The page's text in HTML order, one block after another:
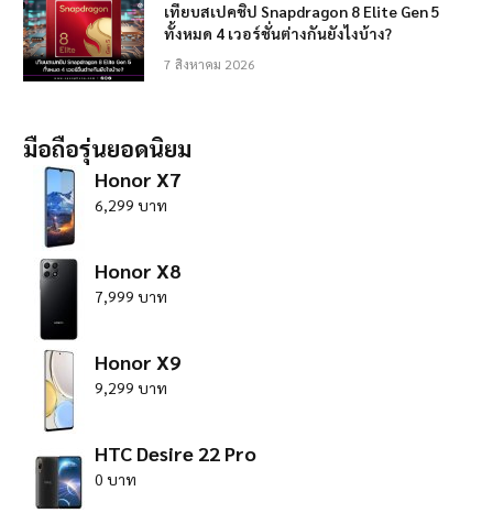
เทียบสเปคชิป Snapdragon 8 Elite Gen 5
ทั้งหมด 4 เวอร์ชั่นต่างกันยังไงบ้าง?
7 สิงหาคม 2026
มือถือรุ่นยอดนิยม
Honor X7
6,299 บาท
Honor X8
7,999 บาท
Honor X9
9,299 บาท
HTC Desire 22 Pro
0 บาท